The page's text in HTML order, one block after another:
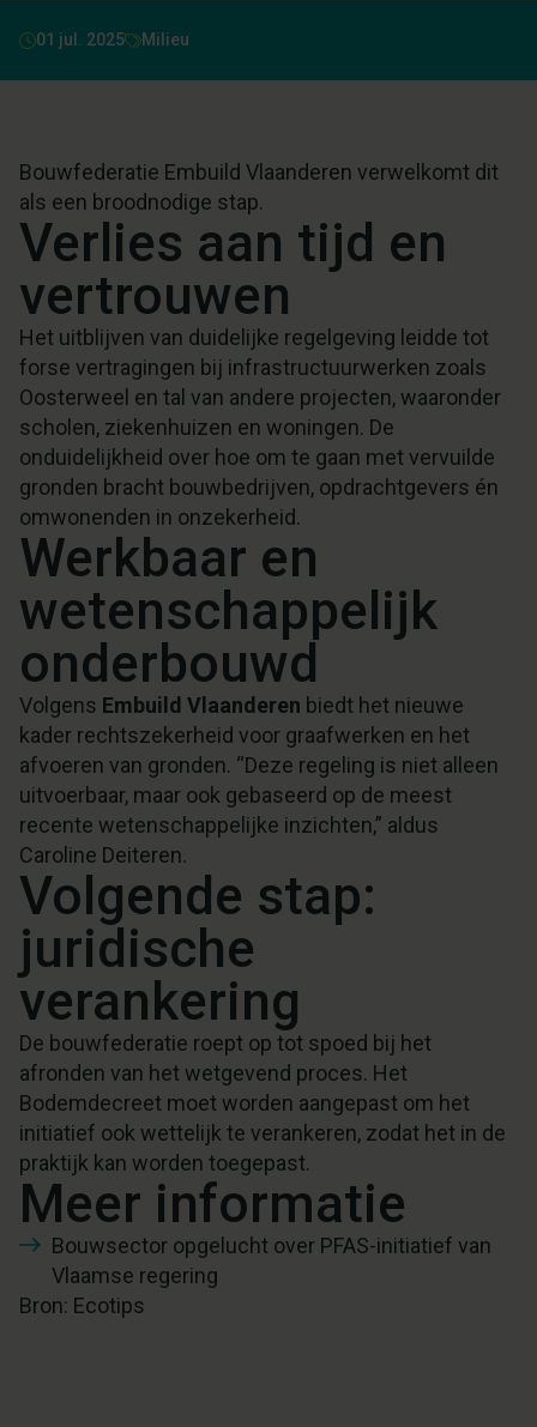
01 jul. 2025 Milieu
Bouwfederatie Embuild Vlaanderen verwelkomt dit
als een broodnodige stap.
Verlies aan tijd en
vertrouwen
Het uitblijven van duidelijke regelgeving leidde tot
forse vertragingen bij infrastructuurwerken zoals
Oosterweel en tal van andere projecten, waaronder
scholen, ziekenhuizen en woningen. De
onduidelijkheid over hoe om te gaan met vervuilde
gronden bracht bouwbedrijven, opdrachtgevers én
omwonenden in onzekerheid.
Werkbaar en
wetenschappelijk
onderbouwd
Volgens Embuild Vlaanderen biedt het nieuwe
kader rechtszekerheid voor graafwerken en het
afvoeren van gronden. “Deze regeling is niet alleen
uitvoerbaar, maar ook gebaseerd op de meest
recente wetenschappelijke inzichten,” aldus
Caroline Deiteren.
Volgende stap:
juridische
verankering
De bouwfederatie roept op tot spoed bij het
afronden van het wetgevend proces. Het
Bodemdecreet moet worden aangepast om het
initiatief ook wettelijk te verankeren, zodat het in de
praktijk kan worden toegepast.
Meer informatie
Bouwsector opgelucht over PFAS-initiatief van
Vlaamse regering
Bron: Ecotips